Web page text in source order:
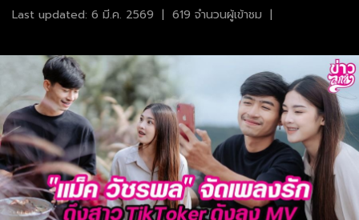
Last updated: 6 มี.ค. 2569 | 619 จำนวนผู้เข้าชม |